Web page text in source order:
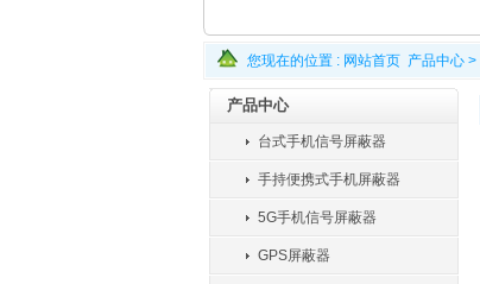
您现在的位置 : 网站首页 产品中心>
产品中心
台式手机信号屏蔽器
手持便携式手机屏蔽器
5G手机信号屏蔽器
GPS屏蔽器